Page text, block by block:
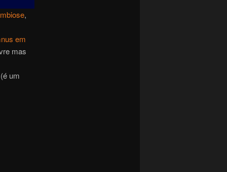
,
em
mas
um